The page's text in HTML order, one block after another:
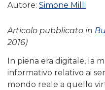
Autore: Simone Milli
Articolo pubblicato in
2016)
In piena era digitale, la
informativo relativo ai
mondo reale a quello